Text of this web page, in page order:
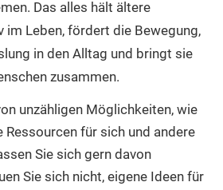
Das alles hält ältere
im Leben, fördert die Bewegung,
in den Alltag und bringt sie
zusammen.
unzähligen Möglichkeiten, wie
Ressourcen für sich und andere
Sie sich gern davon
Sie sich nicht, eigene Ideen für